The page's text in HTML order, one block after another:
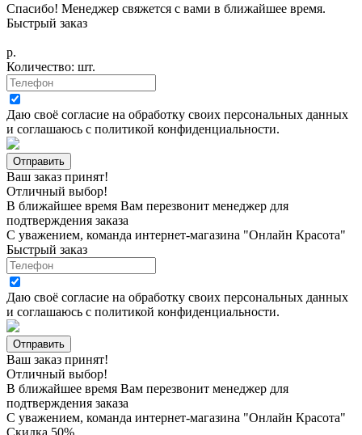
Спасибо! Менеджер свяжется с вами в ближайшее время.
Быстрый заказ
р.
Количество: шт.
Даю своё согласие на обработку своих персональных данных
и соглашаюсь с политикой конфиденциальности.
Ваш заказ принят!
Отличный выбор!
В ближайшее время Вам перезвонит менеджер для
подтверждения заказа
С уважением, команда интернет-магазина "Онлайн Красота"
Быстрый заказ
Даю своё согласие на обработку своих персональных данных
и соглашаюсь с политикой конфиденциальности.
Ваш заказ принят!
Отличный выбор!
В ближайшее время Вам перезвонит менеджер для
подтверждения заказа
С уважением, команда интернет-магазина "Онлайн Красота"
Скидка 50%